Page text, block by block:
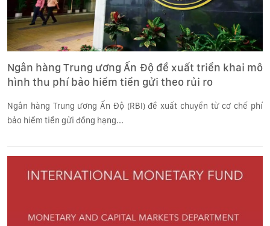
Ngân hàng Trung ương Ấn Độ đề xuất triển khai mô
hình thu phí bảo hiểm tiền gửi theo rủi ro
Ngân hàng Trung ương Ấn Độ (RBI) đề xuất chuyển từ cơ chế phí
bảo hiểm tiền gửi đồng hạng...